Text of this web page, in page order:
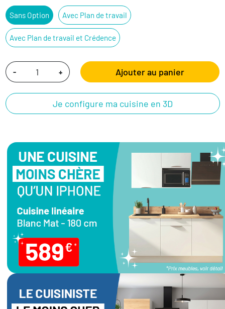
Sans Option Avec Plan de travail
Avec Plan de travail et Crédence
- + Ajouter au panier
Je configure ma cuisine en 3D